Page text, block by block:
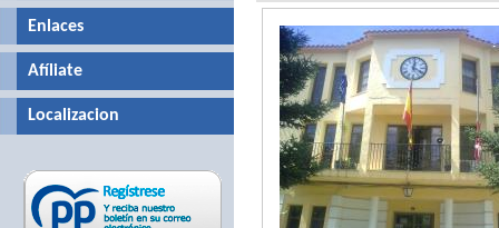
Enlaces
Afíliate
Localizacion